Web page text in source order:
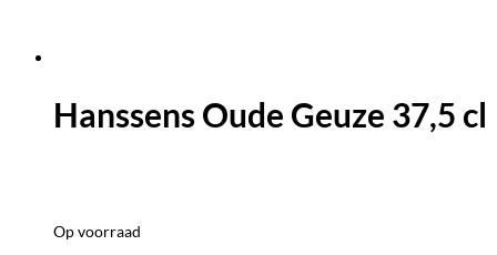
Hanssens Oude Geuze 37,5 cl
Op voorraad